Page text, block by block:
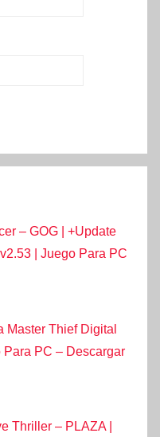
– GOG | +Update
| Juego Para PC
Master Thief Digital
PC – Descargar
Thriller – PLAZA |